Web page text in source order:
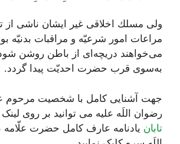
ولى مسلك اخلاقى غير ايشان ناشى از
مراعات امور شرعيّه و مراقبات بدنيّه
می‌‏خواهند دريچه‌‏اى از باطن روشن
به‌سوى قرب حضرت احديّت پيدا گردد.
جهت آشنایی کامل با شخصیت مرحوم
رضوان اللَه علیه می توانید بر روی لینک
تابان يادنامه عارف کامل حضرت